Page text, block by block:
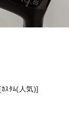
ｽﾀﾑ(人気)]